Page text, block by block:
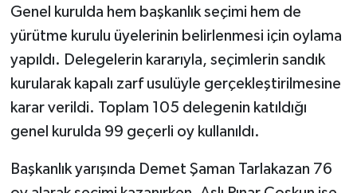
Genel kurulda hem başkanlık seçimi hem de
yürütme kurulu üyelerinin belirlenmesi için oylama
yapıldı. Delegelerin kararıyla, seçimlerin sandık
kurularak kapalı zarf usulüyle gerçekleştirilmesine
karar verildi. Toplam 105 delegenin katıldığı
genel kurulda 99 geçerli oy kullanıldı.
Başkanlık yarışında Demet Şaman Tarlakazan 76